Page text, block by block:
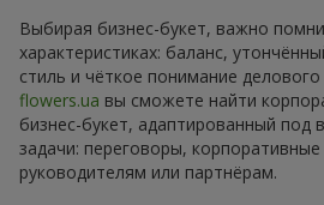
Выбирая бизнес-букет, важно
характеристиках: баланс,
стиль и чёткое понимание
flowers.ua вы сможете найти
бизнес-букет, адаптированный под
задачи: переговоры,
руководителям или партнёрам.